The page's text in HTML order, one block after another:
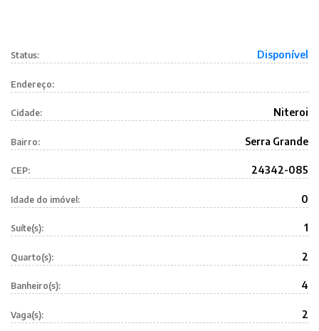
Status: Disponível
Endereço:
Cidade: Niteroi
Bairro: Serra Grande
CEP: 24342-085
Idade do imóvel: 0
Suíte(s): 1
Quarto(s): 2
Banheiro(s): 4
Vaga(s): 2